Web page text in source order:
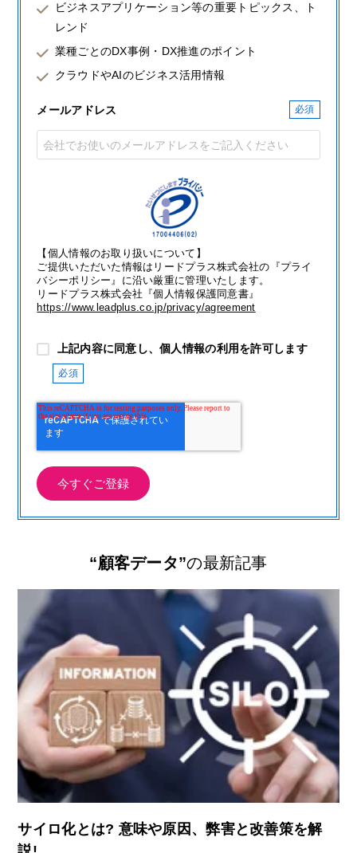
ビジネスアプリケーション等の重要トピックス、ト
レンド
業種ごとのDX事例・DX推進のポイント
クラウドやAIのビジネス活用情報
メールアドレス
【個人情報のお取り扱いについて】
ご提供いただいた情報はリードプラス株式会社の『プライ
バシーポリシー』に沿い厳重に管理いたします。
リードプラス株式会社『個人情報保護同意書』
https://www.leadplus.co.jp/privacy/agreement
上記内容に同意し、個人情報の利用を許可します
“顧客データ”の最新記事
サイロ化とは? 意味や原因、弊害と改善策を解